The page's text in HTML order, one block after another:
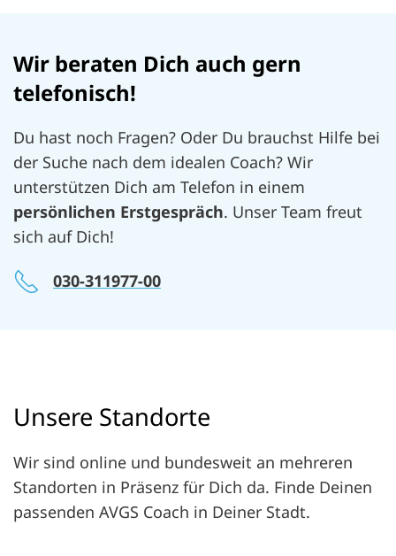
Wir beraten Dich auch gern
telefonisch!
Du hast noch Fragen? Oder Du brauchst Hilfe bei
der Suche nach dem idealen Coach? Wir
unterstützen Dich am Telefon in einem
persönlichen Erstgespräch. Unser Team freut
sich auf Dich!
030-311977-00
Unsere Standorte
Wir sind online und bundesweit an mehreren
Standorten in Präsenz für Dich da. Finde Deinen
passenden AVGS Coach in Deiner Stadt.